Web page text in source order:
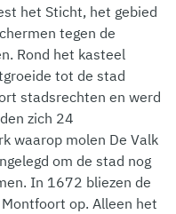
het Sticht, het gebied
tegen de
Rond het kasteel
tot de stad
stadsrechten en werd
zich 24
waarop molen De Valk
om de stad nog
In 1672 bliezen de
op. Alleen het